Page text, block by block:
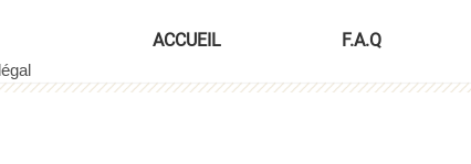
ACCUEIL F.A.Q